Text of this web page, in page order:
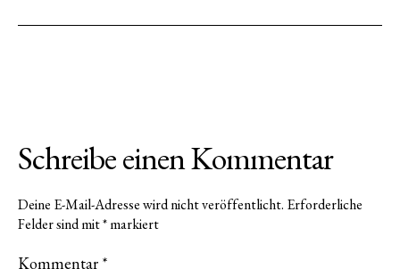
Schreibe einen Kommentar
Deine E-Mail-Adresse wird nicht veröffentlicht. Erforderliche
Felder sind mit*markiert
Kommentar *